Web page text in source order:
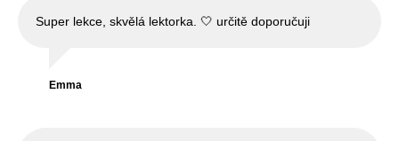
Super lekce, skvělá lektorka. 🤍 určitě doporučuji
Emma